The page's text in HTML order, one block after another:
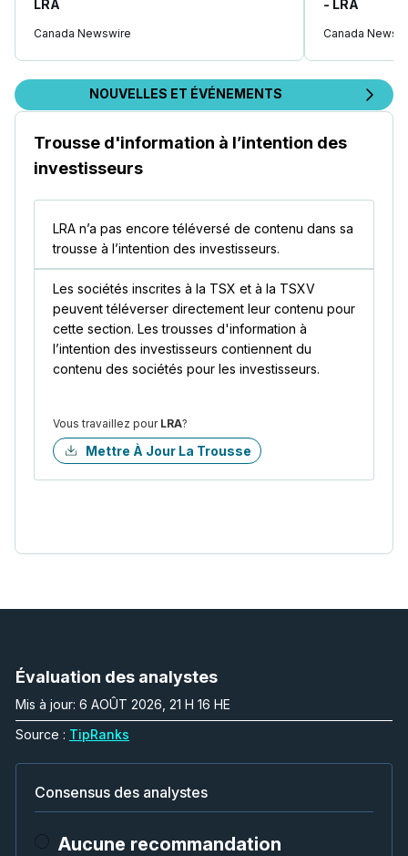
LRA
Canada Newswire
- LRA
Canada
NOUVELLES ET ÉVÉNEMENTS
Trousse d'information à l’intention des
investisseurs
LRA n’a pas encore téléversé de contenu dans sa
trousse à l’intention des investisseurs.
Les sociétés inscrites à la TSX et à la TSXV
peuvent téléverser directement leur contenu pour
cette section. Les trousses d'information à
l’intention des investisseurs contiennent du
contenu des sociétés pour les investisseurs.
Vous travaillez pour LRA?
Mettre À Jour La Trousse
Évaluation des analystes
Mis à jour: 6 AOÛT 2026, 21 H 16 HE
Source : TipRanks
Consensus des analystes
Aucune recommandation